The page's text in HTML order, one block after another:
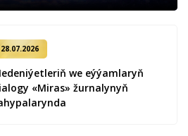
28.07.2026
we eýýamlaryň
«Miras» žurnalynyň